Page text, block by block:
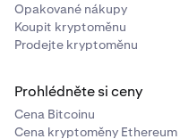
Opakované nákupy
Koupit kryptoměnu
Prodejte kryptoměnu
Prohlédněte si ceny
Cena Bitcoinu
Cena kryptoměny Ethereum